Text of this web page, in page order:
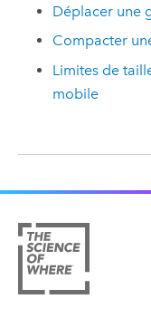
Déplacer une
Compacter
Limites de
mobile